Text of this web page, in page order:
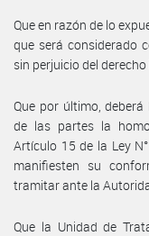
Que en razón de lo
que será considerado
sin perjuicio del
Que por último,
de las partes la
Artículo 15 de la Ley
manifiesten su
tramitar ante la
Que la Unidad de